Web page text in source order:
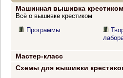
Машинная вышивка крестиком
Всё о вышивке крестиком
Программы
Мастер-класс
Схемы для вышивки